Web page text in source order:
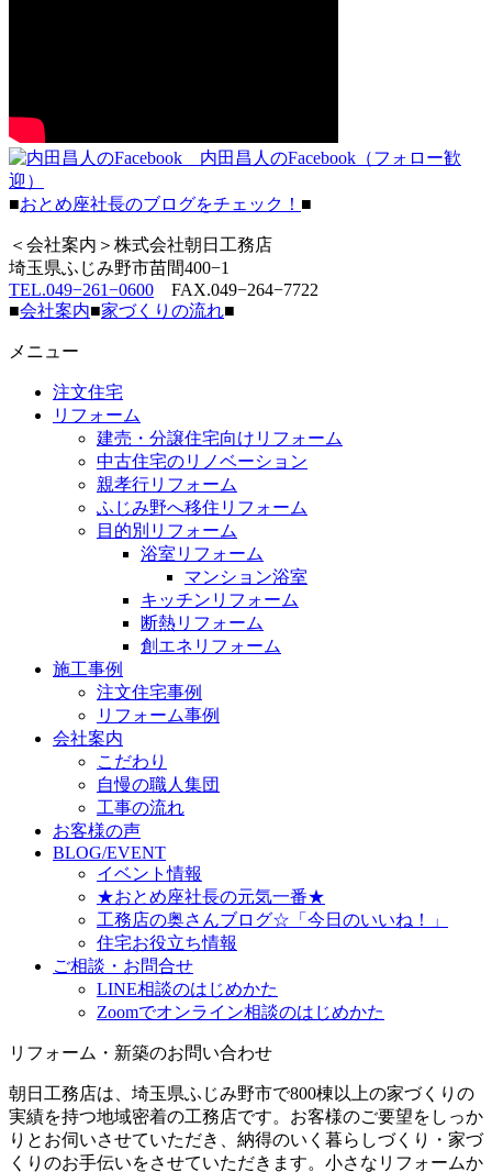
内田昌人のFacebook（フォロー歓
迎）
■おとめ座社長のブログをチェック！ ■
＜会社案内＞株式会社朝日工務店
埼玉県ふじみ野市苗間400−1
TEL.049−261−0600 FAX.049−264−7722
■会社案内■家づくりの流れ■
メニュー
注文住宅
リフォーム
建売・分譲住宅向けリフォーム
中古住宅のリノベーション
親孝行リフォーム
ふじみ野へ移住リフォーム
目的別リフォーム
浴室リフォーム
マンション浴室
キッチンリフォーム
断熱リフォーム
創エネリフォーム
施工事例
注文住宅事例
リフォーム事例
会社案内
こだわり
自慢の職人集団
工事の流れ
お客様の声
BLOG/EVENT
イベント情報
★おとめ座社長の元気一番★
工務店の奥さんブログ☆「今日のいいね！」
住宅お役立ち情報
ご相談・お問合せ
LINE相談のはじめかた
Zoomでオンライン相談のはじめかた
リフォーム・新築のお問い合わせ
朝日工務店は、埼玉県ふじみ野市で800棟以上の家づくりの
実績を持つ地域密着の工務店です。お客様のご要望をしっか
りとお伺いさせていただき、納得のいく暮らしづくり・家づ
くりのお手伝いをさせていただきます。小さなリフォームか